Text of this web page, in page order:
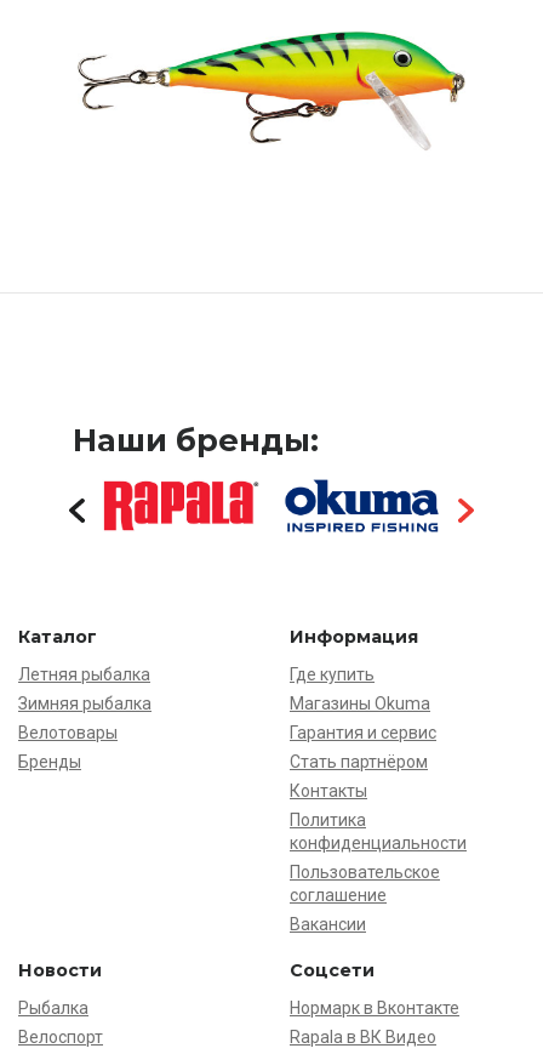
Наши бренды:
Каталог
Летняя рыбалка
Зимняя рыбалка
Велотовары
Бренды
Информация
Где купить
Магазины Okuma
Гарантия и сервис
Стать партнёром
Контакты
Политика
конфиденциальности
Пользовательское
соглашение
Вакансии
Новости
Рыбалка
Велоспорт
Соцсети
Нормарк в Вконтакте
Rapala в ВК Видео